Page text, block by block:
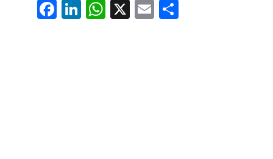
Fa
ce
Li
nk
W
ha
X E
m
Pa
rt